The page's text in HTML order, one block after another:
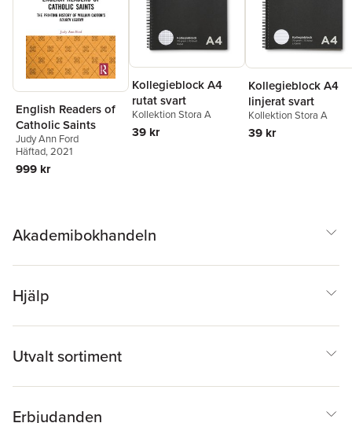
English Readers of
Catholic Saints
Judy Ann Ford
Häftad, 2021
999 kr
Kollegieblock A4
rutat svart
Kollektion Stora A
39 kr
Kollegieblock A4
linjerat svart
Kollektion Stora A
39 kr
Akademibokhandeln
Hjälp
Utvalt sortiment
Erbjudanden